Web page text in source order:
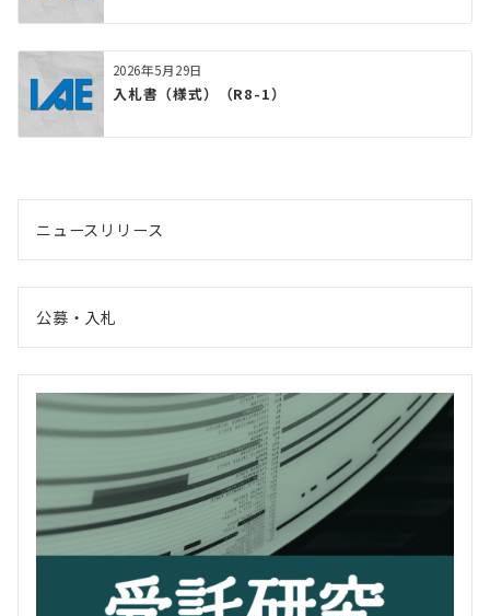
2026年5月29日
入札書（様式）（R8-1）
ニュースリリース
公募・入札